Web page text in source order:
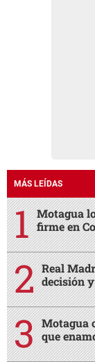
MÁS LEÍDAS
Motagua
firme en
Real
decisión
Motagua
que